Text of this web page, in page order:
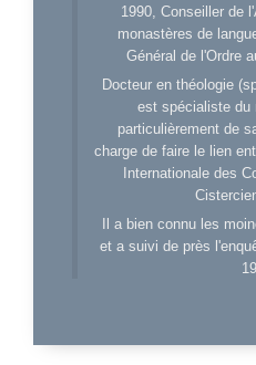
1990, Conseiller de
monastères de
Général de l'Ordre
Docteur en théologie
est spécialiste du
particulièrement de
charge de faire le lien
Internationale des
Il a bien connu les
et a suivi de près